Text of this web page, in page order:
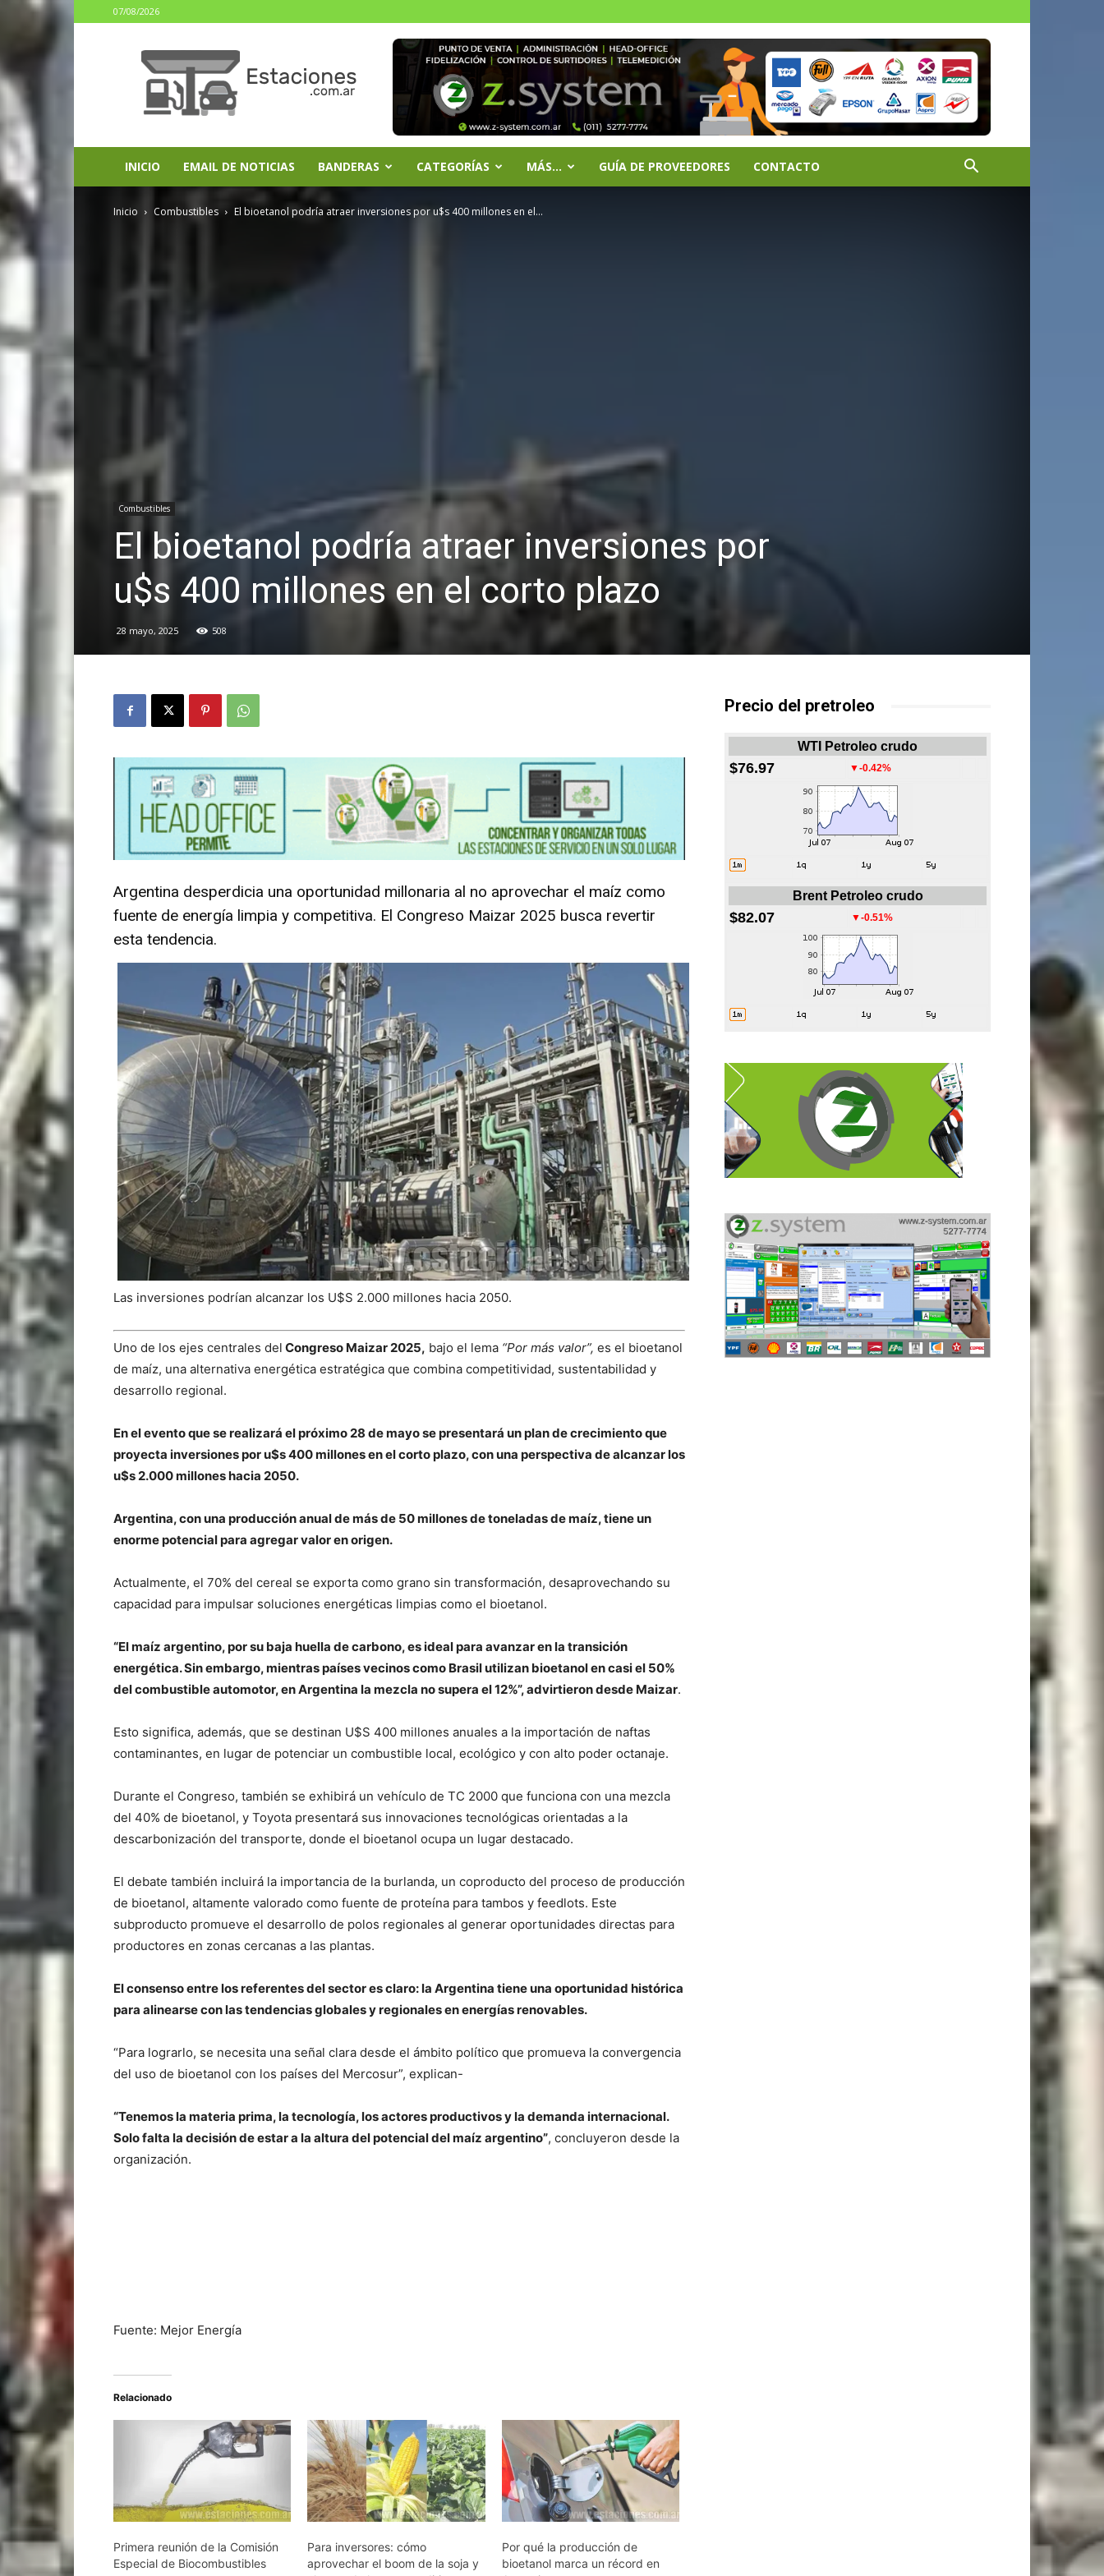
07/08/2026
INICIO EMAIL DE NOTICIAS BANDERAS CATEGORÍAS MÁS… GUÍA DE PROVEEDORES CONTACTO
Inicio Combustibles El bioetanol podría atraer inversiones por u$s 400 millones en el...
Combustibles
El bioetanol podría atraer inversiones por
u$s 400 millones en el corto plazo
28 mayo, 2025 508
Argentina desperdicia una oportunidad millonaria al no aprovechar el maíz como
fuente de energía limpia y competitiva. El Congreso Maizar 2025 busca revertir
esta tendencia.
Las inversiones podrían alcanzar los U$S 2.000 millones hacia 2050.
Uno de los ejes centrales del Congreso Maizar 2025, bajo el lema “Por más valor”, es el bioetanol
de maíz, una alternativa energética estratégica que combina competitividad, sustentabilidad y
desarrollo regional.
En el evento que se realizará el próximo 28 de mayo se presentará un plan de crecimiento que
proyecta inversiones por u$s 400 millones en el corto plazo, con una perspectiva de alcanzar los
u$s 2.000 millones hacia 2050.
Argentina, con una producción anual de más de 50 millones de toneladas de maíz, tiene un
enorme potencial para agregar valor en origen.
Actualmente, el 70% del cereal se exporta como grano sin transformación, desaprovechando su
capacidad para impulsar soluciones energéticas limpias como el bioetanol.
“El maíz argentino, por su baja huella de carbono, es ideal para avanzar en la transición
energética. Sin embargo, mientras países vecinos como Brasil utilizan bioetanol en casi el 50%
del combustible automotor, en Argentina la mezcla no supera el 12%”, advirtieron desde Maizar.
Esto significa, además, que se destinan U$S 400 millones anuales a la importación de naftas
contaminantes, en lugar de potenciar un combustible local, ecológico y con alto poder octanaje.
Durante el Congreso, también se exhibirá un vehículo de TC 2000 que funciona con una mezcla
del 40% de bioetanol, y Toyota presentará sus innovaciones tecnológicas orientadas a la
descarbonización del transporte, donde el bioetanol ocupa un lugar destacado.
El debate también incluirá la importancia de la burlanda, un coproducto del proceso de producción
de bioetanol, altamente valorado como fuente de proteína para tambos y feedlots. Este
subproducto promueve el desarrollo de polos regionales al generar oportunidades directas para
productores en zonas cercanas a las plantas.
El consenso entre los referentes del sector es claro: la Argentina tiene una oportunidad histórica
para alinearse con las tendencias globales y regionales en energías renovables.
“Para lograrlo, se necesita una señal clara desde el ámbito político que promueva la convergencia
del uso de bioetanol con los países del Mercosur”, explican-
“Tenemos la materia prima, la tecnología, los actores productivos y la demanda internacional.
Solo falta la decisión de estar a la altura del potencial del maíz argentino”, concluyeron desde la
organización.
Fuente: Mejor Energía
Relacionado
Primera reunión de la Comisión
Especial de Biocombustibles
Para inversores: cómo
aprovechar el boom de la soja y
Por qué la producción de
bioetanol marca un récord en
Precio del pretroleo
WTI Petroleo crudo
$76.97 ▼-0.42%
Brent Petroleo crudo
$82.07 ▼-0.51%